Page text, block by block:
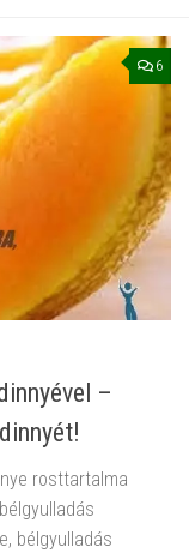
6
–
rosttartalma
bélgyulladás